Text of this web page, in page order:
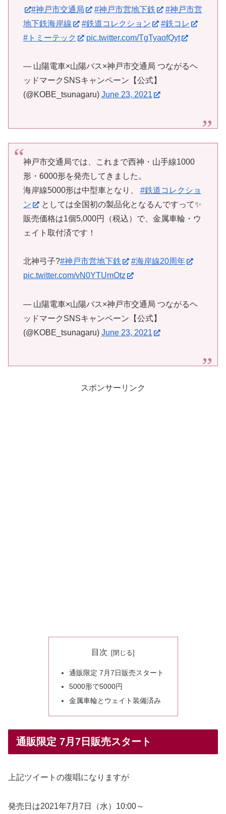
#神戸市交通局
#神戸市営地下鉄
#神戸市営
地下鉄海岸線
#鉄道コレクション
#鉄コレ
#トミーテック
pic.twitter.com/TgTyaofQyt
— 山陽電車×山陽バス×神戸市交通局 つながるヘ
ッドマークSNSキャンペーン【公式】
(@KOBE_tsunagaru) June 23, 2021
神戸市交通局では、これまで西神・山手線1000
形・6000形を発売してきました。
海岸線5000形は中型車となり、 #鉄道コレクショ
ン
としては全国初の製品化となるんですって✨
販売価格は1個5,000円（税込）で、金属車輪・ウ
ェイト取付済です！
北神弓子?#神戸市営地下鉄
#海岸線20周年
pic.twitter.com/vN0YTUmOtz
— 山陽電車×山陽バス×神戸市交通局 つながるヘ
ッドマークSNSキャンペーン【公式】
(@KOBE_tsunagaru) June 23, 2021
スポンサーリンク
目次
通販限定 7月7日販売スタート
5000形で5000円
金属車輪とウェイト装備済み
通販限定 7月7日販売スタート
上記ツイートの復唱になりますが
発売日は2021年7月7日（水）10:00～